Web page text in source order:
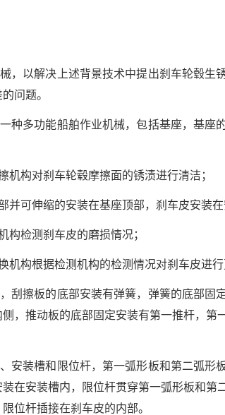
，以解决上述背景技术中提出刹车轮毂生
问题。
种多功能船舶作业机械，包括基座，基座
构对刹车轮毂摩擦面的锈渍进行清洁；
可伸缩的安装在基座顶部，刹车皮安装在
构检测刹车皮的磨损情况；
构根据检测机构的检测情况对刹车皮进行
刮擦板的底部安装有弹簧，弹簧的底部固
，推动板的底部固定安装有第一推杆，第
安装槽和限位杆，第一弧形板和第二弧形
在安装槽内，限位杆贯穿第一弧形板和第
位杆插接在刹车皮的内部。